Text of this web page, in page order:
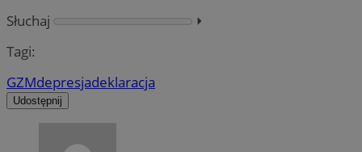
Słuchaj
⏵︎
Tagi:
GZMdepresjadeklaracja
Udostępnij